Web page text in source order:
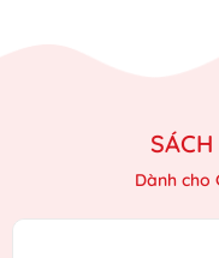
Dành cho